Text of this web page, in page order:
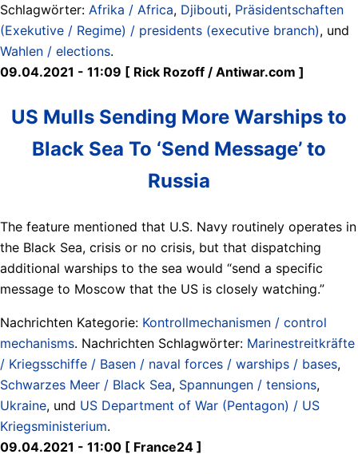
Schlagwörter: Afrika / Africa, Djibouti, Präsidentschaften
(Exekutive / Regime) / presidents (executive branch), und
Wahlen / elections.
09.04.2021 - 11:09 [ Rick Rozoff / Antiwar.com ]
US Mulls Sending More Warships to
Black Sea To ‘Send Message’ to
Russia
The feature mentioned that U.S. Navy routinely operates in
the Black Sea, crisis or no crisis, but that dispatching
additional warships to the sea would “send a specific
message to Moscow that the US is closely watching.”
Nachrichten Kategorie: Kontrollmechanismen / control
mechanisms. Nachrichten Schlagwörter: Marinestreitkräfte
/ Kriegsschiffe / Basen / naval forces / warships / bases,
Schwarzes Meer / Black Sea, Spannungen / tensions,
Ukraine, und US Department of War (Pentagon) / US
Kriegsministerium.
09.04.2021 - 11:00 [ France24 ]